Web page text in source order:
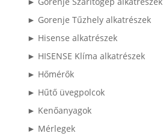
► Gorenje Tűzhely alkatrészek
► Hisense alkatrészek
► HISENSE Klíma alkatrészek
► Hőmérők
► Hűtő üvegpolcok
► Kenőanyagok
► Mérlegek